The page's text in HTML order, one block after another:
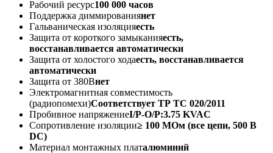
Рабочий ресурс100 000 часов
Поддержка диммированиянет
Гальваническая изоляцияесть
Защита от короткого замыканияесть,
восстанавливается автоматически
Защита от холостого ходаесть, восстанавливается
автоматически
Защита от 380Внет
Электромагнитная совместимость
(радиопомехи)Соответствует ТР ТС 020/2011
Пробивное напряжениеI/P-O/P:3.75 KVAC
Сопротивление изоляции≥ 100 МОм (все цепи, 500 В
DC)
Материал монтажных платалюминий